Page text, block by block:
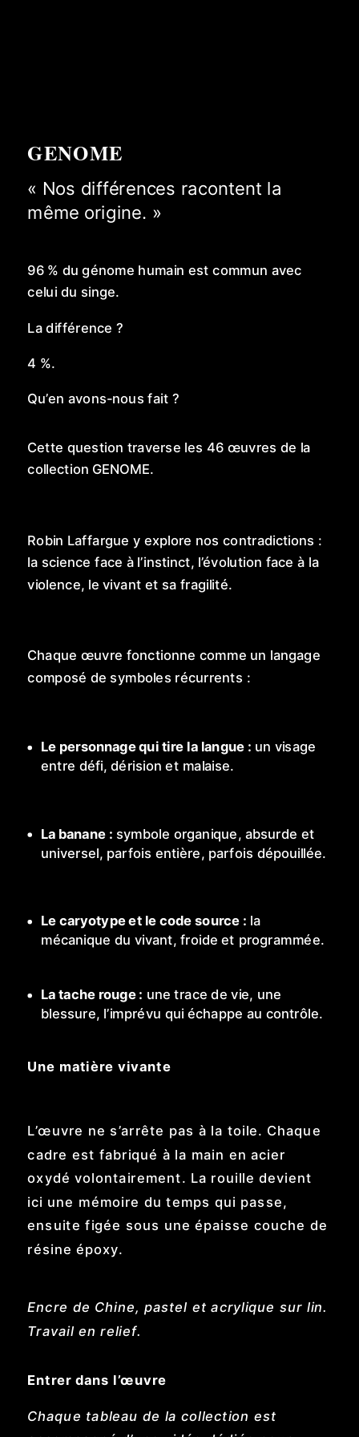
GENOME
« Nos différences racontent la
même origine. »
96 % du génome humain est commun avec
celui du singe.
La différence ?
4 %.
Qu’en avons-nous fait ?
Cette question traverse les 46 œuvres de la
collection GENOME.
Robin Laffargue y explore nos contradictions :
la science face à l’instinct, l’évolution face à la
violence, le vivant et sa fragilité.
Chaque œuvre fonctionne comme un langage
composé de symboles récurrents :
Le personnage qui tire la langue : un visage
entre défi, dérision et malaise.
La banane : symbole organique, absurde et
universel, parfois entière, parfois dépouillée.
Le caryotype et le code source : la
mécanique du vivant, froide et programmée.
La tache rouge : une trace de vie, une
blessure, l’imprévu qui échappe au contrôle.
Une matière vivante
L’œuvre ne s’arrête pas à la toile. Chaque
cadre est fabriqué à la main en acier
oxydé volontairement. La rouille devient
ici une mémoire du temps qui passe,
ensuite figée sous une épaisse couche de
résine époxy.
Encre de Chine, pastel et acrylique sur lin.
Travail en relief.
Entrer dans l’œuvre
Chaque tableau de la collection est